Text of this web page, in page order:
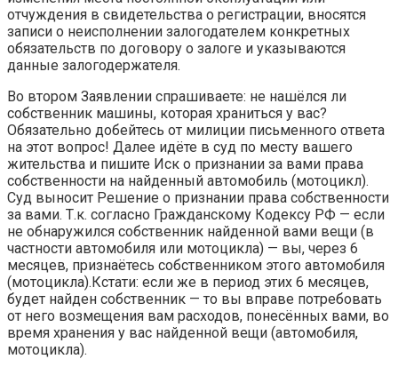
отчуждения в свидетельства о регистрации, вносятся
записи о неисполнении залогодателем конкретных
обязательств по договору о залоге и указываются
данные залогодержателя.
Во втором Заявлении спрашиваете: не нашёлся ли
собственник машины, которая храниться у вас?
Обязательно добейтесь от милиции письменного ответа
на этот вопрос! Далее идёте в суд по месту вашего
жительства и пишите Иск о признании за вами права
собственности на найденный автомобиль (мотоцикл).
Суд выносит Решение о признании права собственности
за вами. Т.к. согласно Гражданскому Кодексу РФ — если
не обнаружился собственник найденной вами вещи (в
частности автомобиля или мотоцикла) — вы, через 6
месяцев, признаётесь собственником этого автомобиля
(мотоцикла).Кстати: если же в период этих 6 месяцев,
будет найден собственник — то вы вправе потребовать
от него возмещения вам расходов, понесённых вами, во
время хранения у вас найденной вещи (автомобиля,
мотоцикла).